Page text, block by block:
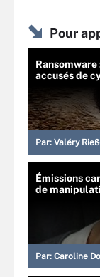
Pour
accusés de
Par: Valéry
Émissions
de
Par: Caroline